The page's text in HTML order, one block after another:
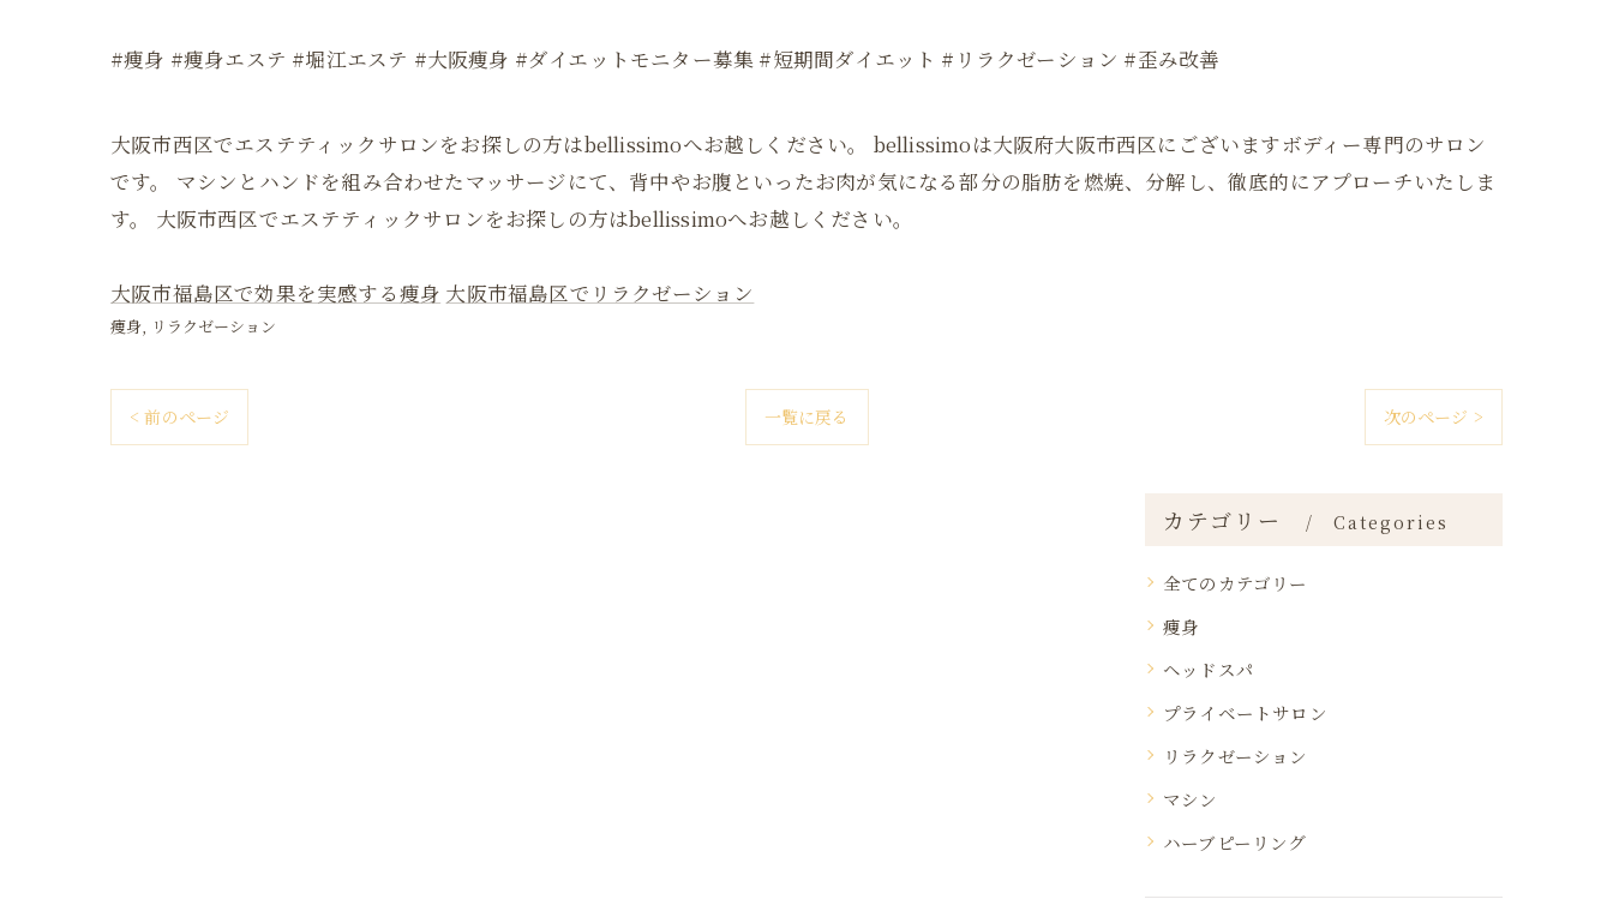
#痩身 #痩身エステ #堀江エステ #大阪痩身 #ダイエットモニター募集 #短期間ダイエット #リラクゼーション #歪み改善
大阪市西区でエステティックサロンをお探しの方はbellissimoへお越しください。 bellissimoは大阪府大阪市西区にございますボディー専門のサロン
です。 マシンとハンドを組み合わせたマッサージにて、背中やお腹といったお肉が気になる部分の脂肪を燃焼、分解し、徹底的にアプローチいたしま
す。 大阪市西区でエステティックサロンをお探しの方はbellissimoへお越しください。
大阪市福島区で効果を実感する痩身 大阪市福島区でリラクゼーション
痩身 リラクゼーション
< 前のページ 一覧に戻る 次のページ >
カテゴリー Categories
全てのカテゴリー
痩身
ヘッドスパ
プライベートサロン
リラクゼーション
マシン
ハーブピーリング